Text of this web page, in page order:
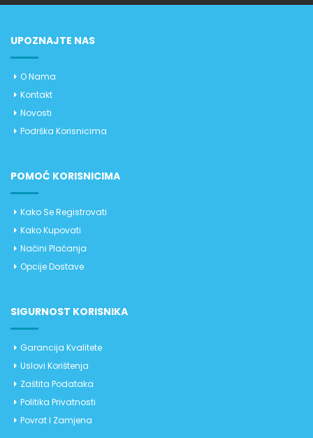
UPOZNAJTE NAS
O Nama
Kontakt
Novosti
Podrška Korisnicima
POMOĆ KORISNICIMA
Kako Se Registrovati
Kako Kupovati
Načini Plaćanja
Opcije Dostave
SIGURNOST KORISNIKA
Garancija Kvalitete
Uslovi Korištenja
Zaštita Podataka
Politika Privatnosti
Povrat I Zamjena